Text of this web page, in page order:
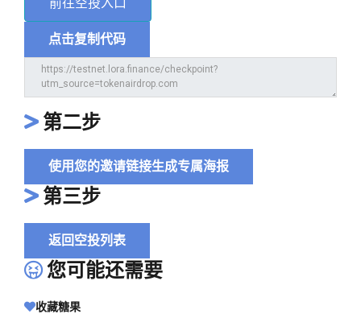
点击复制代码
第二步
使用您的邀请链接生成专属海报
第三步
返回空投列表
您可能还需要
收藏糖果